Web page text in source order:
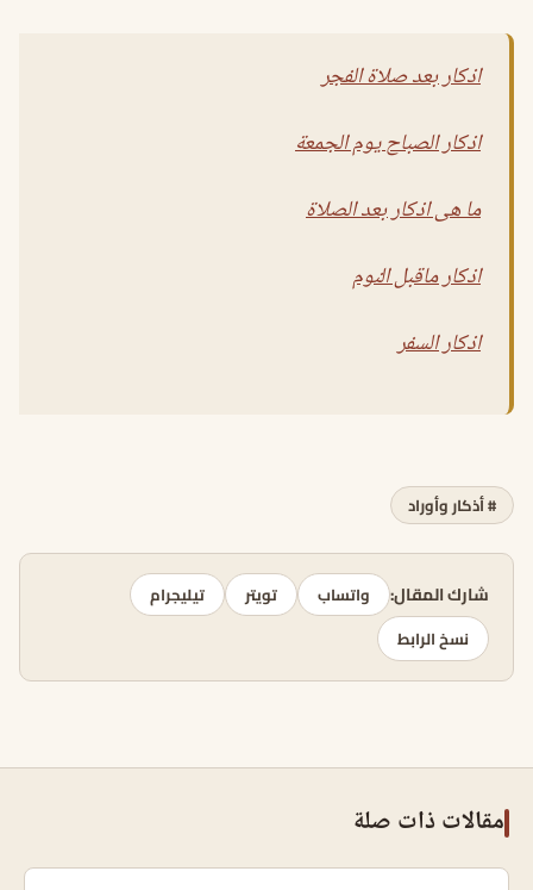
اذكار بعد صلاة الفجر
اذكار الصباح يوم الجمعة
ما هى اذكار بعد الصلاة
اذكار ماقبل النوم
اذكار السفر
# أذكار وأوراد
شارك المقال: واتساب تويتر
تيليجرام
نسخ الرابط
مقالات ذات صلة